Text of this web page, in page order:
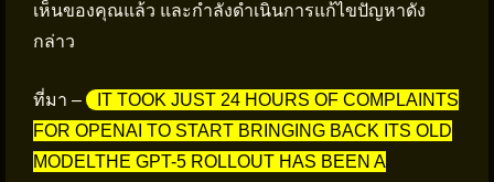
เห็นของคุณแล้ว และกำลังดำเนินการแก้ไขปัญหาดัง
กล่าว
ที่มา –
IT TOOK JUST 24 HOURS OF COMPLAINTS
FOR OPENAI TO START BRINGING BACK ITS OLD
MODELTHE GPT-5 ROLLOUT HAS BEEN A